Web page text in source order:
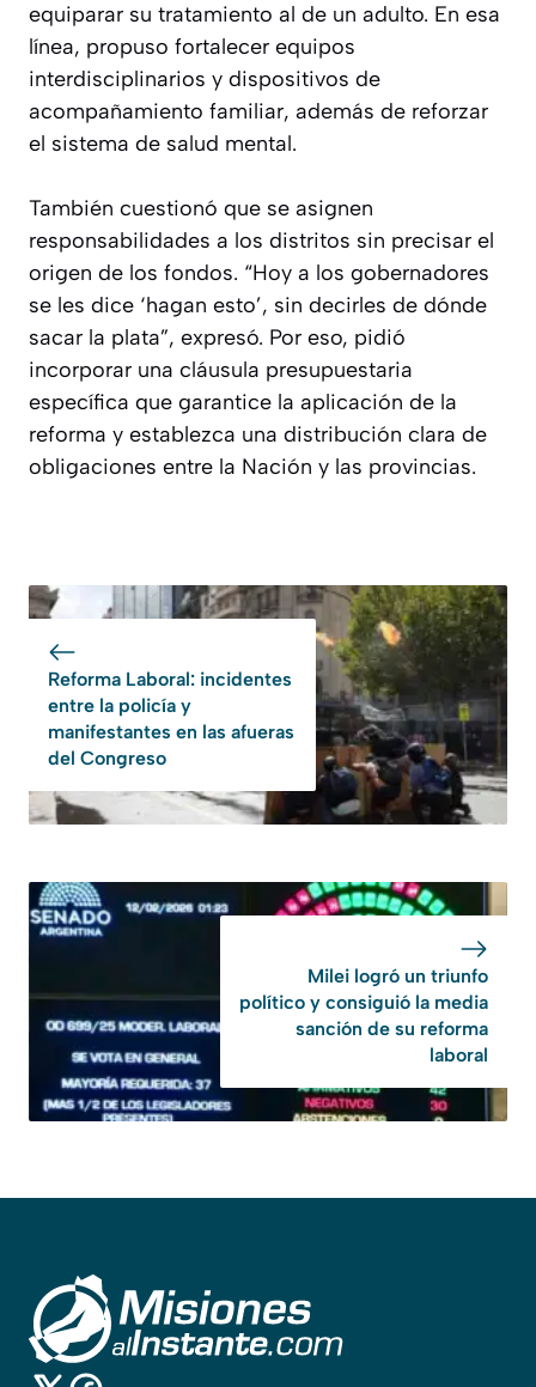
equiparar su tratamiento al de un adulto. En esa
línea, propuso fortalecer equipos
interdisciplinarios y dispositivos de
acompañamiento familiar, además de reforzar
el sistema de salud mental.
También cuestionó que se asignen
responsabilidades a los distritos sin precisar el
origen de los fondos. “Hoy a los gobernadores
se les dice ‘hagan esto’, sin decirles de dónde
sacar la plata”, expresó. Por eso, pidió
incorporar una cláusula presupuestaria
específica que garantice la aplicación de la
reforma y establezca una distribución clara de
obligaciones entre la Nación y las provincias.
Reforma Laboral: incidentes
entre la policía y
manifestantes en las afueras
del Congreso
Milei logró un triunfo
político y consiguió la media
sanción de su reforma
laboral